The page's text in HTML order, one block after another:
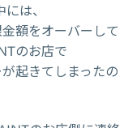
は、
額をオーバーして
のお店で
起きてしまったの